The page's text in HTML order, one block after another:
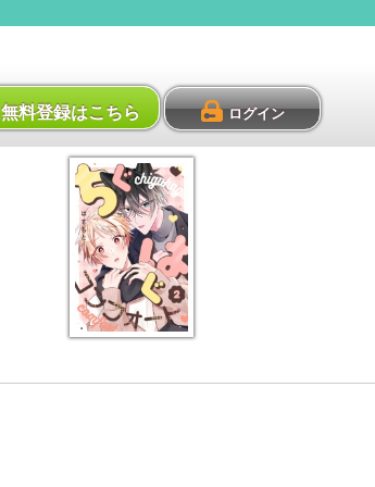
無料登録はこちら ログイン